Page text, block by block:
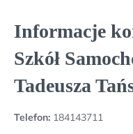
Informacje
Szkół
Tadeusza
Telefon: 184143711